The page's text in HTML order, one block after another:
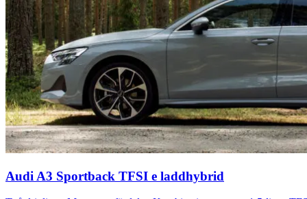
Audi A3 Sportback TFSI e laddhybrid